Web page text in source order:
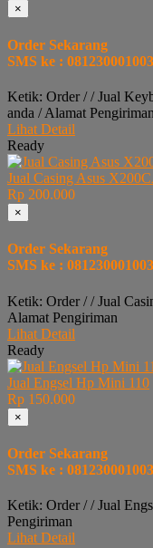
×
Order Sekarang
SMS ke : 081230001003
Ketik: Order / / Jual
anda / Alamat Pengiriman
Lihat Detail
Ready
Jual Casing Asus
Rp 200.000
×
Order Sekarang
SMS ke : 081230001003
Ketik: Order / / Jual
Alamat Pengiriman
Lihat Detail
Ready
Jual Engsel Hp Mini 110
Rp 150.000
×
Order Sekarang
SMS ke : 081230001003
Ketik: Order / / Jual
Pengiriman
Lihat Detail